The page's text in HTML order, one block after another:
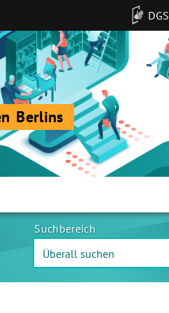
DGS
Berlins
Suchbereich